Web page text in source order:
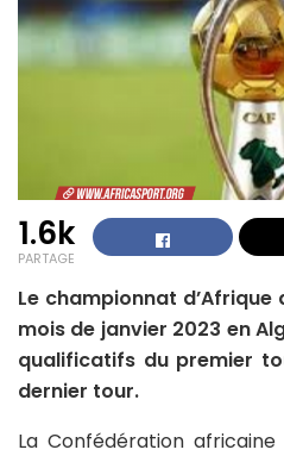
1.6k
PARTAGE
Le championnat
mois de janvier 2023 en
qualificatifs du premier
dernier tour.
La Confédération